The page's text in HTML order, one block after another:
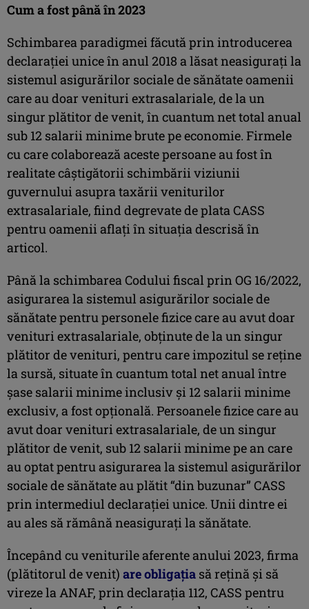
Cum a fost până în 2023
Schimbarea paradigmei făcută prin introducerea
declaraţiei unice în anul 2018 a lăsat neasiguraţi la
sistemul asigurărilor sociale de sănătate oamenii
care au doar venituri extrasalariale, de la un
singur plătitor de venit, în cuantum net total anual
sub 12 salarii minime brute pe economie. Firmele
cu care colaborează aceste persoane au fost în
realitate câştigătorii schimbării viziunii
guvernului asupra taxării veniturilor
extrasalariale, fiind degrevate de plata CASS
pentru oamenii aflaţi în situaţia descrisă în
articol.
Până la schimbarea Codului fiscal prin OG 16/2022,
asigurarea la sistemul asigurărilor sociale de
sănătate pentru personele fizice care au avut doar
venituri extrasalariale, obţinute de la un singur
plătitor de venituri, pentru care impozitul se reţine
la sursă, situate în cuantum total net anual între
şase salarii minime inclusiv şi 12 salarii minime
exclusiv, a fost opţională. Persoanele fizice care au
avut doar venituri extrasalariale, de un singur
plătitor de venit, sub 12 salarii minime pe an care
au optat pentru asigurarea la sistemul asigurărilor
sociale de sănătate au plătit “din buzunar” CASS
prin intermediul declaraţiei unice. Unii dintre ei
au ales să rămână neasiguraţi la sănătate.
Începând cu veniturile aferente anului 2023, firma
(plătitorul de venit) are obligaţia să reţină şi să
vireze la ANAF, prin declaraţia 112, CASS pentru